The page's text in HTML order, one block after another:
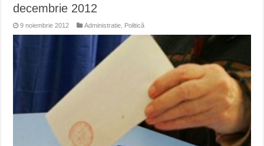
decembrie 2012
9 noiembrie 2012 Administratie Politică